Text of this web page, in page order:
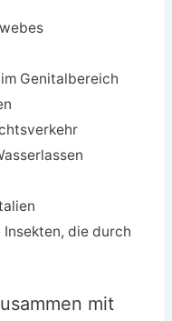
Genitalbereich
die durch
mit